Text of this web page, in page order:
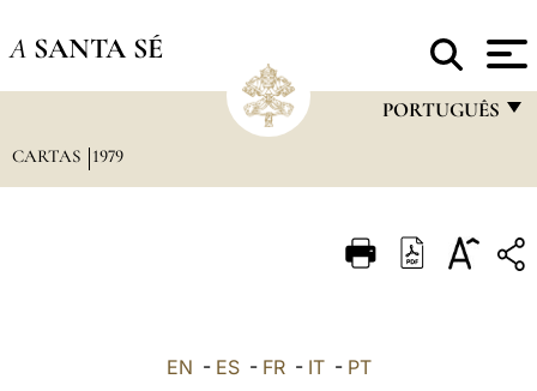
A SANTA SÉ
PORTUGUÊS
ITALIANO
CARTAS 1979
EN - ES- FR- IT- PT